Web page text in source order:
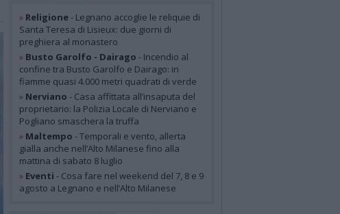
» Religione- Legnano accoglie le reliquie di
Santa Teresa di Lisieux: due giorni di
preghiera al monastero
» Busto Garolfo - Dairago - Incendio al
confine tra Busto Garolfo e Dairago: in
fiamme quasi 4.000 metri quadrati di verde
» Nerviano - Casa affittata all’insaputa del
proprietario: la Polizia Locale di Nerviano e
Pogliano smaschera la truffa
» Maltempo - Temporali e vento, allerta
gialla anche nell’Alto Milanese fino alla
mattina di sabato 8 luglio
» Eventi - Cosa fare nel weekend del 7, 8 e 9
agosto a Legnano e nell’Alto Milanese